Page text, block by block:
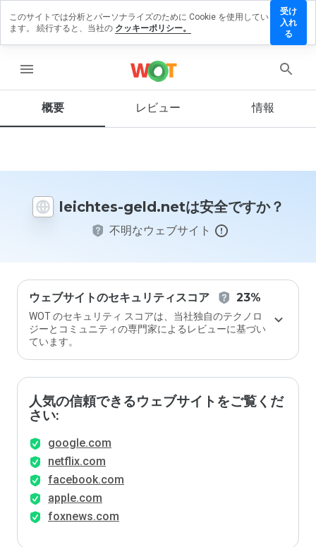
menu
概要 レビュー 情報
leichtes-geld.netは安全ですか？
不明なウェブサイト
ウェブサイトのセキュリティスコア 23%
WOT のセキュリティ スコアは、当社独自のテクノロ
ジーとコミュニティの専門家によるレビューに基づい
ています。
人気の信頼できるウェブサイトをご覧くだ
さい:
google.com
netflix.com
facebook.com
apple.com
foxnews.com
レビ
ウェ
イト
から
よう
に評
価し
ます
か？
このサイトでは分析とパーソナライズのために Cookie を使用してい
ます。 続行すると、当社の クッキーポリシー。
受け
入れ
る